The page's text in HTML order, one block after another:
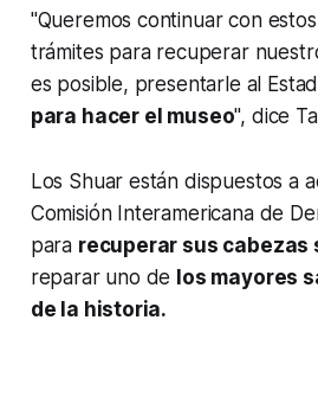
"Queremos continuar con
trámites para recuperar
es posible, presentarle al
para hacer el museo", dice
Los Shuar están dispuestos a
Comisión Interamericana de
para recuperar sus cabezas
reparar uno de los mayores
de la historia.